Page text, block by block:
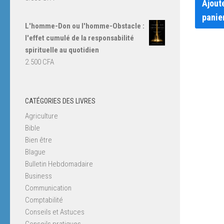
L'homme-Don ou l'homme-Obstacle :
l'effet cumulé de la responsabilité
spirituelle au quotidien
2.500 CFA
CATÉGORIES DES LIVRES
Agriculture
Bible
Bien être
Blague
Bulletin Hebdomadaire
Business
Communication
Comptabilité
Conseils et Astuces